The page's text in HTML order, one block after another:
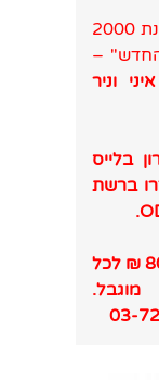
שישי 23.3 בשעה 12:00 – משנת 2000
–
וניר
בלייס
ברשת
.
מחיר כרטיס: 20 ₪ למפגש או 80 ₪ לכל
מוגבל.